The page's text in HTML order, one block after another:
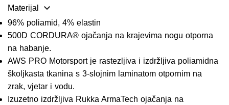
Materijal
96% poliamid, 4% elastin
500D CORDURA® ojačanja na krajevima nogu otporna
na habanje.
AWS PRO Motorsport je rastezljiva i izdržljiva poliamidna
školjkasta tkanina s 3-slojnim laminatom otpornim na
zrak, vjetar i vodu.
Izuzetno izdržljiva Rukka ArmaTech ojačanja na